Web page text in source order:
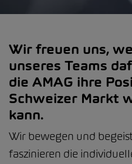
Wir freuen uns,
unseres Teams
die AMAG ihre
Schweizer Markt
kann.
Wir bewegen und
faszinieren die